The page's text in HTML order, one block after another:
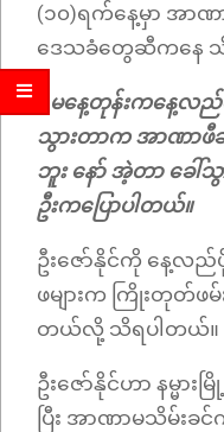
(၁၀)ရက်နေ့မှာ အာ
ဒေသခံတွေဆီကနေ
“ မနေ့တုန်းကနေ့လ
သွားတာက အာဏာဖီ
ဘူး နော် အဲ့တာ ခေါ်
ဦးကပြောပါတယ်။
ဦးဇော်နိုင်ကို နေ့လည်
ဖများက ကြိုးတုတ်ဖမ်
တယ်လို့ သိရပါတယ်။
ဦးဇော်နိုင်ဟာ နမ္မာ
ပြီး အာဏာမသိမ်းခင်